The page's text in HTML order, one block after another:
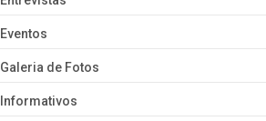
Eventos
Galeria de Fotos
Informativos